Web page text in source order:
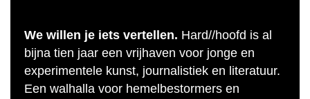
We willen je iets vertellen. Hard//hoofd is al
bijna tien jaar een vrijhaven voor jonge en
experimentele kunst, journalistiek en literatuur.
Een walhalla voor hemelbestormers en